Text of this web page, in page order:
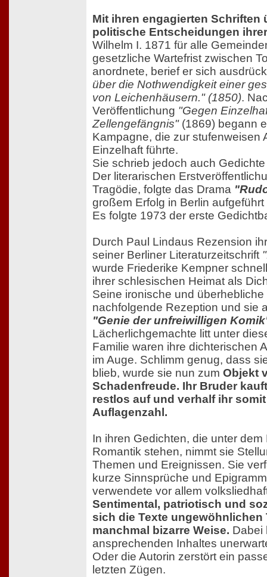
Mit ihren engagierten Schriften
politische Entscheidungen
Wilhelm I. 1871 für alle
gesetzliche Wartefrist zwischen
anordnete, berief er sich
über die Nothwendigkeit einer
von Leichenhäusern." (1850).
Veröffentlichung "Gegen
Zellengefängnis" (1869) begann
Kampagne, die zur stufenweisen
Einzelhaft führte.
Sie schrieb jedoch auch
Der literarischen
Tragödie, folgte das Drama
großem Erfolg in Berlin aufgeführt
Es folgte 1973 der erste
Durch Paul Lindaus Rezension
seiner Berliner Literaturzeitschrift
wurde Friederike Kempner
ihrer schlesischen Heimat als
Seine ironische und
nachfolgende Rezeption und sie
"Genie der unfreiwilligen
Lächerlichgemachte litt unter
Familie waren ihre dichterischen
im Auge. Schlimm genug, dass
blieb, wurde sie nun zum Objekt
Schadenfreude. Ihr Bruder
restlos auf und verhalf ihr
Auflagenzahl.
In ihren Gedichten, die unter dem
Romantik stehen, nimmt sie
Themen und Ereignissen. Sie
kurze Sinnsprüche und
verwendete vor allem
Sentimental, patriotisch und
sich die Texte ungewöhnlichen
manchmal bizarre Weise. Dabei
ansprechenden Inhaltes
Oder die Autorin zerstört ein
letzten Zügen.